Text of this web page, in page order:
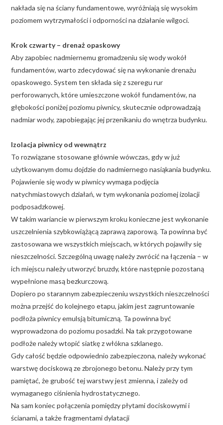
nakłada się na ściany fundamentowe, wyróżniają się wysokim
poziomem wytrzymałości i odporności na działanie wilgoci.
Krok czwarty – drenaż opaskowy
Aby zapobiec nadmiernemu gromadzeniu się wody wokół
fundamentów, warto zdecydować się na wykonanie drenażu
opaskowego. System ten składa się z szeregu rur
perforowanych, które umieszczone wokół fundamentów, na
głębokości poniżej poziomu piwnicy, skutecznie odprowadzają
nadmiar wody, zapobiegając jej przenikaniu do wnętrza budynku.
Izolacja piwnicy od wewnątrz
To rozwiązane stosowane głównie wówczas, gdy w już
użytkowanym domu dojdzie do nadmiernego nasiąkania budynku.
Pojawienie się wody w piwnicy wymaga podjęcia
natychmiastowych działań, w tym wykonania poziomej izolacji
podposadzkowej.
W takim wariancie w pierwszym kroku konieczne jest wykonanie
uszczelnienia szybkowiążącą zaprawą zaporową. Ta powinna być
zastosowana we wszystkich miejscach, w których pojawiły się
nieszczelności. Szczególną uwagę należy zwrócić na łączenia – w
ich miejscu należy utworzyć bruzdy, które następnie pozostaną
wypełnione masą bezkurczową.
Dopiero po starannym zabezpieczeniu wszystkich nieszczelności
można przejść do kolejnego etapu, jakim jest zagruntowanie
podłoża piwnicy emulsją bitumiczną. Ta powinna być
wyprowadzona do poziomu posadzki. Na tak przygotowane
podłoże należy wtopić siatkę z włókna szklanego.
Gdy całość będzie odpowiednio zabezpieczona, należy wykonać
warstwę dociskową ze zbrojonego betonu. Należy przy tym
pamiętać, że grubość tej warstwy jest zmienna, i zależy od
wymaganego ciśnienia hydrostatycznego.
Na sam koniec połączenia pomiędzy płytami dociskowymi i
ścianami, a także fragmentami dylatacji